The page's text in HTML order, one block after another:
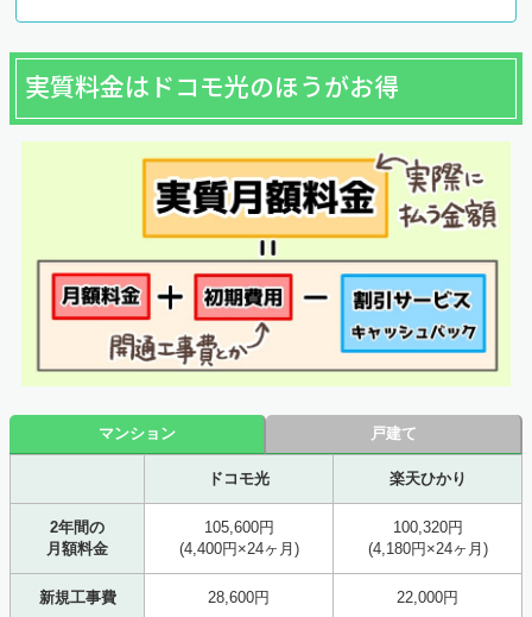
実質料金はドコモ光のほうがお得
マンション 戸建て
ドコモ光 楽天ひかり
2年間の
月額料金
105,600円
(4,400円×24ヶ月)
100,320円
(4,180円×24ヶ月)
新規工事費 28,600円 22,000円